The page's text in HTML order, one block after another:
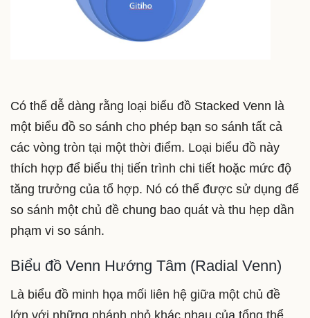
Có thể dễ dàng rằng loại biểu đồ Stacked Venn là
một biểu đồ so sánh cho phép bạn so sánh tất cả
các vòng tròn tại một thời điểm. Loại biểu đồ này
thích hợp để biểu thị tiến trình chi tiết hoặc mức độ
tăng trưởng của tổ hợp. Nó có thể được sử dụng để
so sánh một chủ đề chung bao quát và thu hẹp dần
phạm vi so sánh.
Biểu đồ Venn Hướng Tâm (Radial Venn)
Là biểu đồ minh họa mối liên hệ giữa một chủ đề